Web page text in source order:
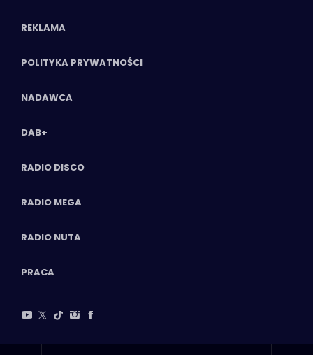
REKLAMA
POLITYKA PRYWATNOŚCI
NADAWCA
DAB+
RADIO DISCO
RADIO MEGA
RADIO NUTA
PRACA